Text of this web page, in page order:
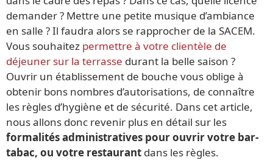
demander ? Mettre une petite musique d’ambiance
en salle ? Il faudra alors se rapprocher de la SACEM.
Vous souhaitez permettre à votre clientèle de
déjeuner sur la terrasse durant la belle saison ?
Ouvrir un établissement de bouche vous oblige à
obtenir bons nombres d’autorisations, de connaître
les règles d’hygiène et de sécurité. Dans cet article,
nous allons donc revenir plus en détail sur les
formalités administratives pour ouvrir votre bar-
tabac, ou votre restaurant dans les règles.